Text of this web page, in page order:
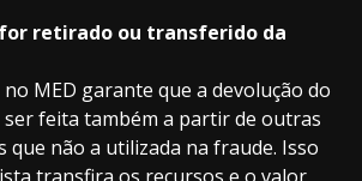
for retirado ou transferido da
MED garante que a devolução do
feita também a partir de outras
que não a utilizada na fraude. Isso
transfira os recursos e o valor